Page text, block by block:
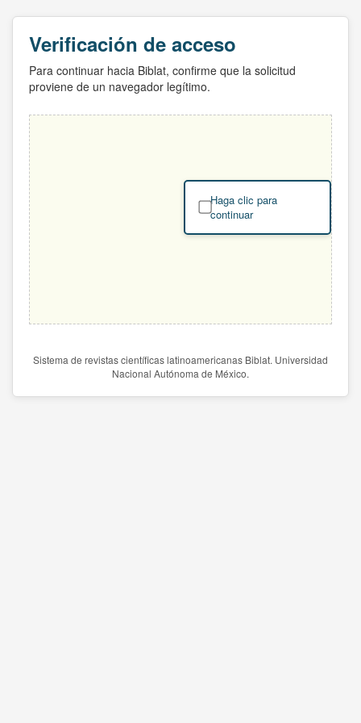
Verificación de acceso
Para continuar hacia Biblat, confirme que la solicitud
proviene de un navegador legítimo.
Haga clic para
continuar
Sistema de revistas científicas latinoamericanas Biblat. Universidad
Nacional Autónoma de México.